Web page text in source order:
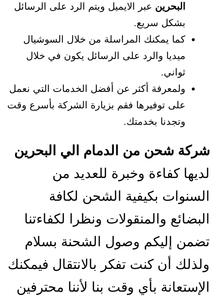
البحرين عبر الايميل ويتم الرد على الرسائل
بشكل سريع.
كما يمكنك المراسلة من خلال السوشيال
ميديا والرد على الرسائل يكون في خلال
ثواني.
ولمعرفة أكثر عن أفضل الخدمات التي نعمل
على توفيرها فقم بزيارة الشركة بأسرع وقت
وتجدنا بخدمتك.
شركة شحن من الدمام الي البحرين
لديها كفاءة وخبرة للعديد من
السنوات بكيفية الشحن لكافة
البضائع والمنقولات ونظرا لكفاءتنا
تضمن إليكم وصول الشحنة بسلام
ولذلك أن كنت تفكر بالانتقال فيمكنك
الإستعانة بأي وقت بنا لأننا محترفين